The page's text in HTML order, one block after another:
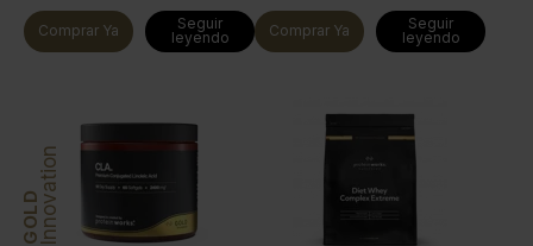
Comprar Ya
Seguir
leyendo
Comprar Ya
Seguir
leyendo
GOLDInnovation